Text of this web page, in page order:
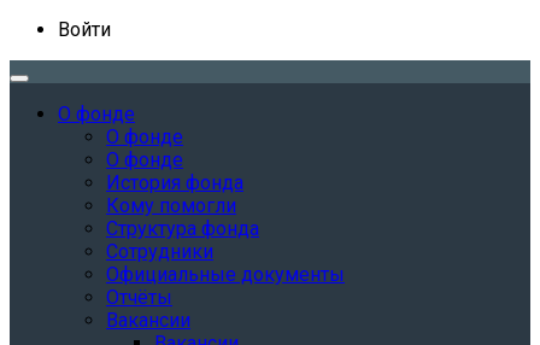
Войти
О фонде
О фонде
О фонде
История фонда
Кому помогли
Структура фонда
Сотрудники
Официальные документы
Отчёты
Вакансии